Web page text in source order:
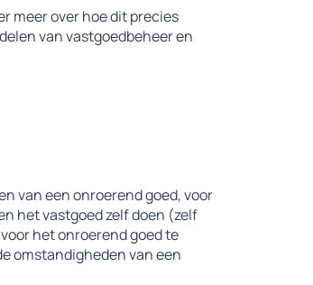
meer over hoe dit precies
van vastgoedbeheer en
van een onroerend goed, voor
het vastgoed zelf doen (zelf
het onroerend goed te
omstandigheden van een